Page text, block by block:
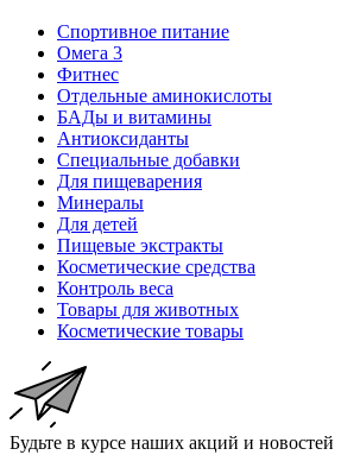
Спортивное питание
Омега 3
Фитнес
Отдельные аминокислоты
БАДы и витамины
Антиоксиданты
Специальные добавки
Для пищеварения
Минералы
Для детей
Пищевые экстракты
Косметические средства
Контроль веса
Товары для животных
Косметические товары
Будьте в курсе наших акций и новостей